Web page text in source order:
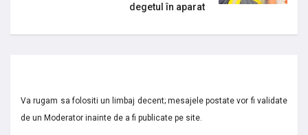
degetul în aparat
Va rugam sa folositi un limbaj decent; mesajele postate vor fi validate
de un Moderator inainte de a fi publicate pe site.